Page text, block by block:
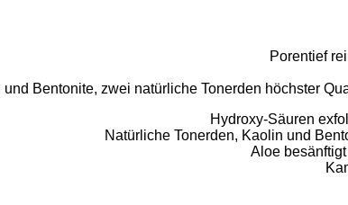
Porentief
Bentonite, zwei natürliche Tonerden höchster
Hydroxy-Säuren
Natürliche Tonerden, Kaolin und
Aloe